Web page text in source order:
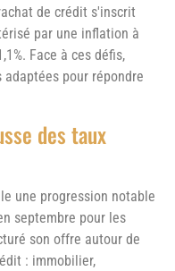
de crédit s'inscrit
par une inflation à
Face à ces défis,
pour répondre
des taux
une progression notable
septembre pour les
son offre autour de
: immobilier,